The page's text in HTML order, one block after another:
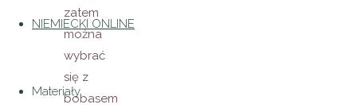
NIEMIECKI ONLINE
Materiały
zatem
można
wybrać
się z
bobasem